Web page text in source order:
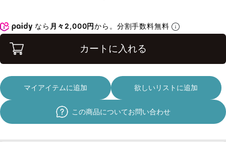
なら 月々2,000円から。分割手数料無料
カートに入れる
マイアイテムに追加 欲しいリストに追加
この商品についてお問い合わせ